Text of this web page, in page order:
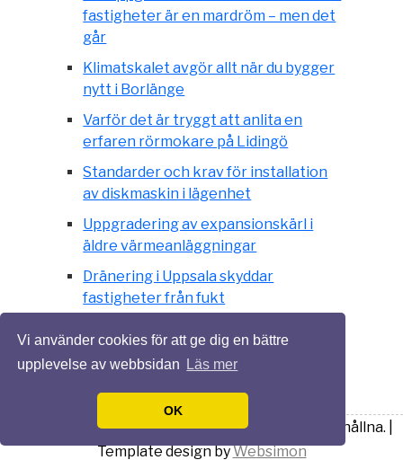
Vi använder cookies för att ge dig en bättre
upplevelse av webbsidan
Läs mer
OK
fastigheter är en mardröm – men det
går
Klimatskalet avgör allt när du bygger
nytt i Borlänge
Varför det är tryggt att anlita en
erfaren rörmokare på Lidingö
Standarder och krav för installation
av diskmaskin i lägenhet
Uppgradering av expansionskärl i
äldre värmeanläggningar
Dränering i Uppsala skyddar
fastigheter från fukt
energieffektivitet och hållbarhet
© 2026 Göraomhemma.se. Alla rättigheter förbehållna. |
Template design by Websimon